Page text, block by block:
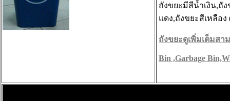
ถังขยะมีสีน้ำเงิน,ถั
แดง,ถังขยะสีเหลือง
ถังขยะดูเพิ่มเต็มส
Bin ,Garbage